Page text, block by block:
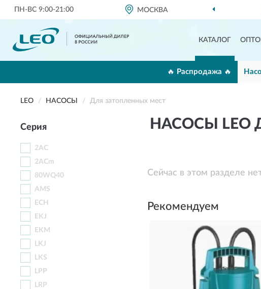
ПН-ВС 9:00-21:00 МОСКВА ОФИЦИАЛЬНЫЙ
КАТАЛОГ
🔥 Распродажа 🔥
LEO НАСОСЫ Для затопленных мест
Серия
2AC
2ACm
80WQ40
AMS
ECH
EKJ
EKM
LKJ
LKS
LPP
LRP
НАСОСЫ
Сейчас в этом разделе
Рекомендуем